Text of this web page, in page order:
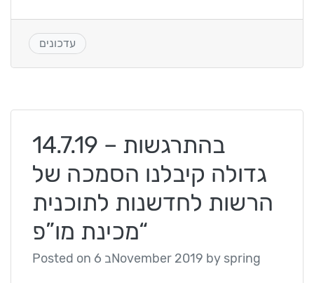
עדכונים
14.7.19 – בהתרגשות
גדולה קיבלנו הסמכה של
הרשות לחדשנות לתוכנית
“מכינת מו”פ
Posted on 6 בNovember 2019 by spring